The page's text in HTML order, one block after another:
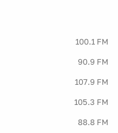
100.1 FM
90.9 FM
107.9 FM
105.3 FM
88.8 FM